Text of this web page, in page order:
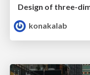
konakalab